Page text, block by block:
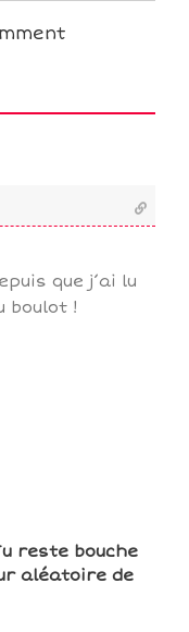
que j’ai lu
boulot !
reste bouche
aléatoire de